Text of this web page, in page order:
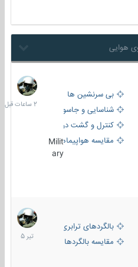
بی سرنشین ها
شناسایی و جاسوسی
کنترل و گشت دریایی
مقایسه هواپیماهاMilit
ary
2
ساعات
قبل
بالگردهای ترابری
مقایسه بالگردها
22
تیر
1405